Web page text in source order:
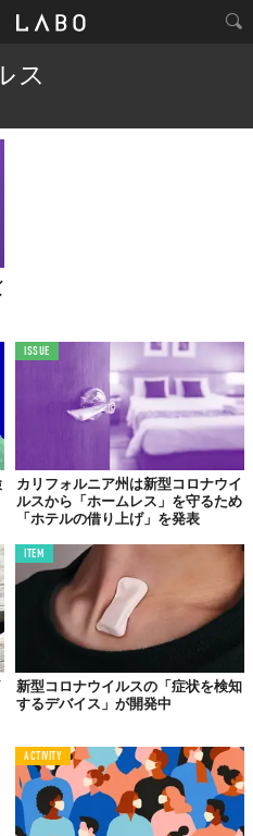
ス
ISSUE
カリフォルニア州は新型コロナウイ
ルスから「ホームレス」を守るため
「ホテルの借り上げ」を発表
ITEM
新型コロナウイルスの「症状を検知
するデバイス」が開発中
ACTIVITY